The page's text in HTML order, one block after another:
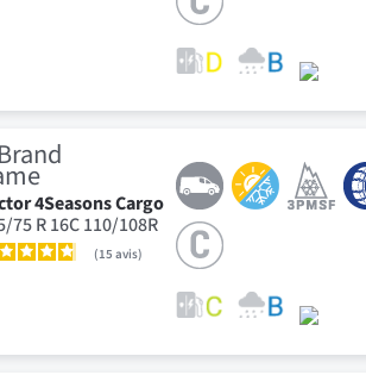
4Seasons Cargo
75 R 16C 110/108R
15avis